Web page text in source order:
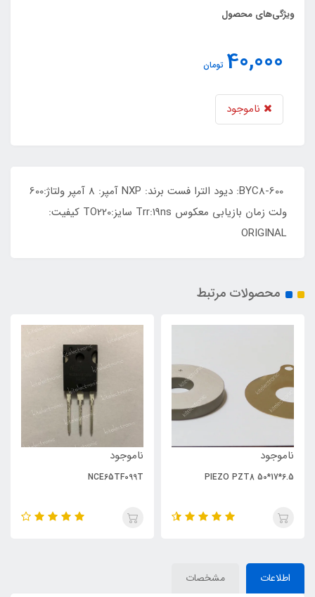
ویژگی‌های محصول
40,000 تومان
ناموجود
BYC8-600: دیود الترا فست برند: NXP آمپر: 8 آمپر ولتاژ:600
ولت زمان بازیابی معکوس Trr:19ns سایز:TO220 کیفیت:
ORIGINAL
محصولات مرتبط
ناموجود
PIEZO PZT8 50*17*6.5
ناموجود
NCE65TF099T
اطلاعات مشخصات